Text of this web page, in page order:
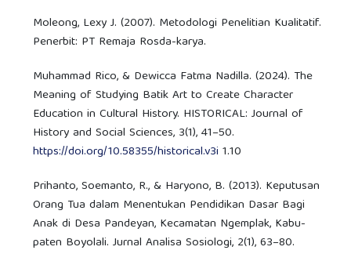
Moleong, Lexy J. (2007). Metodologi Penelitian Kualitatif.
Penerbit: PT Remaja Rosda-karya.
Muhammad Rico, & Dewicca Fatma Nadilla. (2024). The
Meaning of Studying Batik Art to Create Character
Education in Cultural History. HISTORICAL: Journal of
History and Social Sciences, 3(1), 41–50.
https://doi.org/10.58355/historical.v3i 1.10
Prihanto, Soemanto, R., & Haryono, B. (2013). Keputusan
Orang Tua dalam Menentukan Pendidikan Dasar Bagi
Anak di Desa Pandeyan, Kecamatan Ngemplak, Kabu-
paten Boyolali. Jurnal Analisa Sosiologi, 2(1), 63–80.